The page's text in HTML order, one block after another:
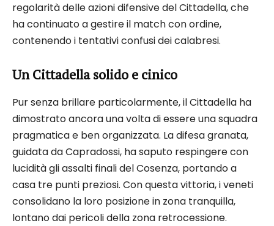
regolarità delle azioni difensive del Cittadella, che
ha continuato a gestire il match con ordine,
contenendo i tentativi confusi dei calabresi.
Un Cittadella solido e cinico
Pur senza brillare particolarmente, il Cittadella ha
dimostrato ancora una volta di essere una squadra
pragmatica e ben organizzata. La difesa granata,
guidata da Capradossi, ha saputo respingere con
lucidità gli assalti finali del Cosenza, portando a
casa tre punti preziosi. Con questa vittoria, i veneti
consolidano la loro posizione in zona tranquilla,
lontano dai pericoli della zona retrocessione.